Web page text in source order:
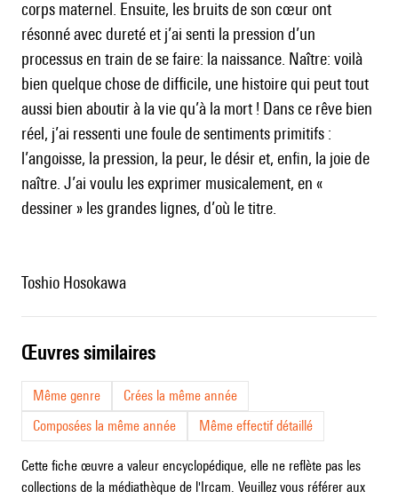
corps maternel. Ensuite, les bruits de son cœur ont
résonné avec dureté et j’ai senti la pression d’un
processus en train de se faire: la naissance. Naître: voilà
bien quelque chose de difficile, une histoire qui peut tout
aussi bien aboutir à la vie qu’à la mort ! Dans ce rêve bien
réel, j’ai ressenti une foule de sentiments primitifs :
l’angoisse, la pression, la peur, le désir et, enfin, la joie de
naître. J’ai voulu les exprimer musicalement, en «
dessiner » les grandes lignes, d’où le titre.
Toshio Hosokawa
œuvres similaires
Même genre
Crées la même année
Composées la même année
Même effectif détaillé
Cette fiche œuvre a valeur encyclopédique, elle ne reflète pas les
collections de la médiathèque de l'Ircam. Veuillez vous référer aux